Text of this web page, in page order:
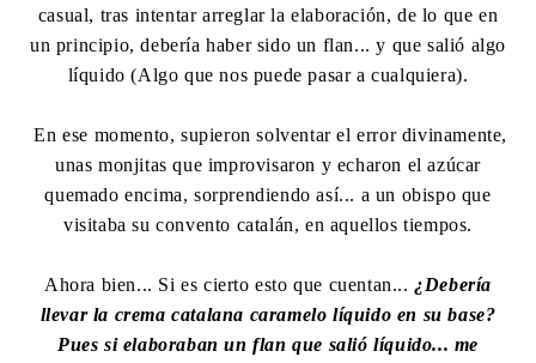
casual, tras intentar arreglar la elaboración, de lo que en
un principio, debería haber sido un flan... y que salió algo
líquido (Algo que nos puede pasar a cualquiera).
En ese momento, supieron solventar el error divinamente,
unas monjitas que improvisaron y echaron el azúcar
quemado encima, sorprendiendo así... a un obispo que
visitaba su convento catalán, en aquellos tiempos.
Ahora bien... Si es cierto esto que cuentan...¿Debería
llevar la crema catalana caramelo líquido en su base?
Pues si elaboraban un flan que salió líquido... me